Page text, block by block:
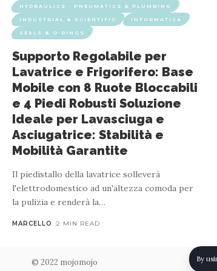
By
HYDRAULICS - PNEUMATICS & PLUMBING
INDUSTRIAL & SCIENTIFIC INFORMATICA
SEALS & O-RINGS
Supporto Regolabile per
Lavatrice e Frigorifero: Base
Mobile con 8 Ruote Bloccabili
e 4 Piedi Robusti Soluzione
Ideale per Lavasciuga e
Asciugatrice: Stabilità e
Mobilità Garantite
Il piedistallo della lavatrice solleverà
l'elettrodomestico ad un'altezza comoda per
la pulizia e renderà la…
MARCELLO 2 MIN READ
© 2022 mojomojo